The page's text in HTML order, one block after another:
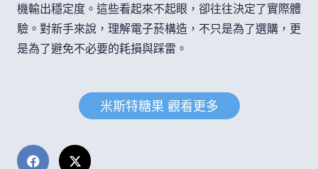
機輸出穩定度。這些看起來不起眼，卻往往決定了實際體
驗。對新手來說，理解電子菸構造，不只是為了選購，更
是為了避免不必要的耗損與踩雷。
米斯特糖果 觀看更多